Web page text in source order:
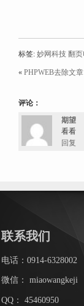
标签: 妙网科技 翻页
« PHPWEB去除文
评论：
期望
看看
回复
联系我们
电话：0914-6328002
微信： miaowangkeji
QQ： 45460950